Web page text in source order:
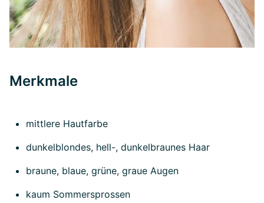
Merkmale
mittlere Hautfarbe
dunkelblondes, hell-, dunkelbraunes Haar
braune, blaue, grüne, graue Augen
kaum Sommersprossen